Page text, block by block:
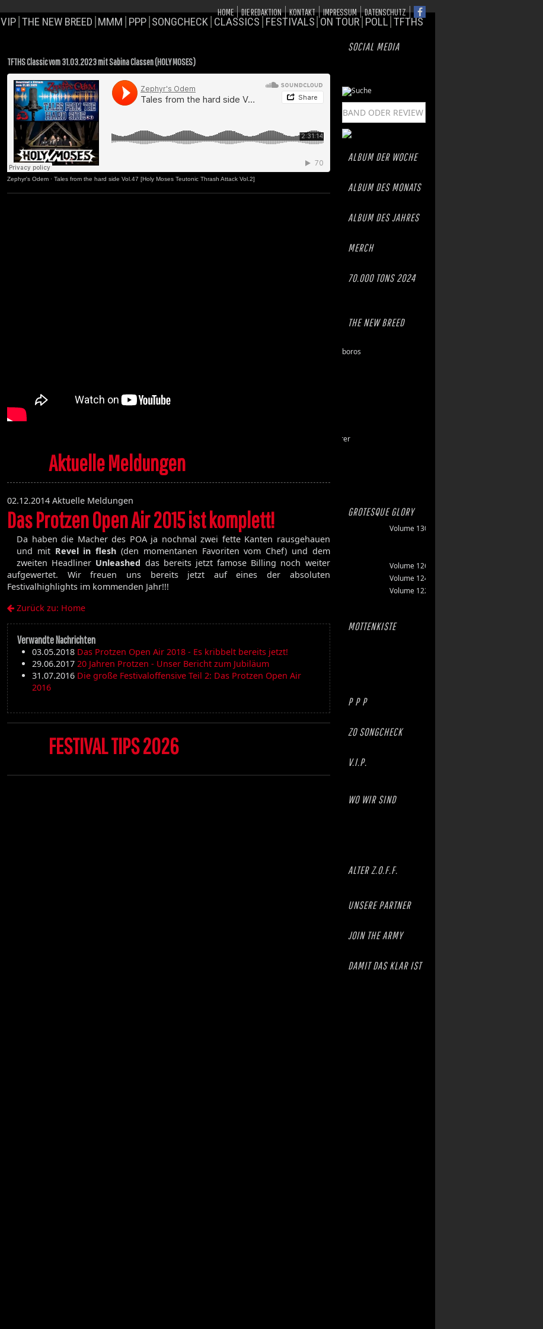
HOME DIE REDAKTION KONTAKT IMPRESSUM DATENSCHUTZ
VIP THE NEW BREED MMM PPP SONGCHECK CLASSICS FESTIVALS ON TOUR POLL TFTHS
TFTHS Classic vom 31.03.2023 mit Sabina Classen (HOLY MOSES)
Zephyr's Odem · Tales from the hard side Vol.47 [Holy Moses Teutonic Thrash Attack Vol.2]
Aktuelle Meldungen
02.12.2014 Aktuelle Meldungen
Das Protzen Open Air 2015 ist komplett!
Da haben die Macher des POA ja nochmal zwei fette Kanten rausgehauen
und mit Revel in flesh (den momentanen Favoriten vom Chef) und dem
zweiten Headliner Unleashed das bereits jetzt famose Billing noch weiter
aufgewertet. Wir freuen uns bereits jetzt auf eines der absoluten
Festivalhighlights im kommenden Jahr!!!
Zurück zu: Home
Verwandte Nachrichten
03.05.2018 Das Protzen Open Air 2018 - Es kribbelt bereits jetzt!
29.06.2017 20 Jahren Protzen - Unser Bericht zum Jubiläum
31.07.2016 Die große Festivaloffensive Teil 2: Das Protzen Open Air
2016
FESTIVAL TIPS 2026
SOCIAL MEDIA
ALBUM DER WOCHE
ALBUM DES MONATS
ALBUM DES JAHRES
MERCH
70.000 TONS 2024
THE NEW BREED
Dawn of Ouroboros
Grand Devourer
GROTESQUE GLORY
Volume 131
Volume 130
Volume 129
Volume 128
Volume 127
Volume 126
Volume 125
Volume 124
Volume 122
MOTTENKISTE
Damien
Bitch
Elixir
P P P
ZO SONGCHECK
V.I.P.
WO WIR SIND
ALTER Z.O.F.F.
UNSERE PARTNER
JOIN THE ARMY
DAMIT DAS KLAR IST